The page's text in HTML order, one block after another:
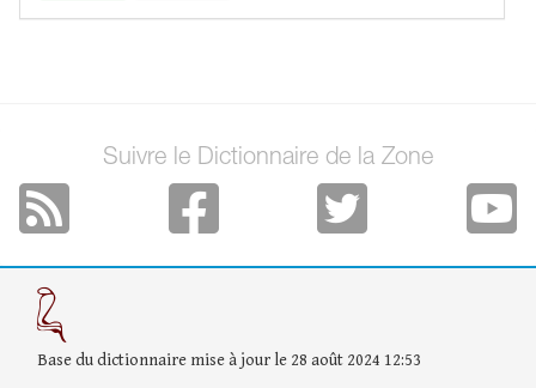
Suivre le Dictionnaire de la Zone
Base du dictionnaire mise à jour le 28 août 2024 12:53